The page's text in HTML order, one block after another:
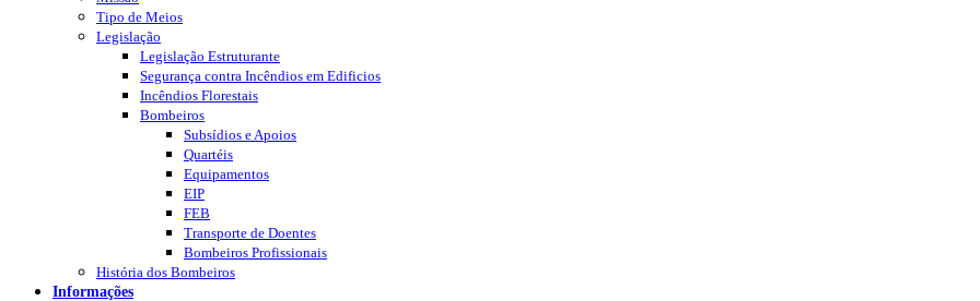
Tipo de Meios
Legislação
Legislação Estruturante
Segurança contra Incêndios em Edificios
Incêndios Florestais
Bombeiros
Subsídios e Apoios
Quartéis
Equipamentos
EIP
FEB
Transporte de Doentes
Bombeiros Profissionais
História dos Bombeiros
Informações